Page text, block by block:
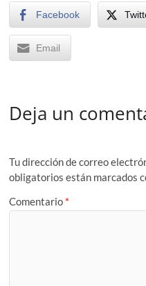
Facebook
Email
Deja un
Tu dirección de correo
obligatorios están marcados
Comentario *